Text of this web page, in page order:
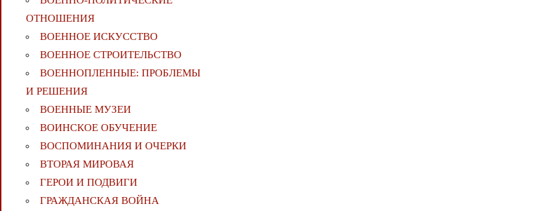
ОТНОШЕНИЯ
ВОЕННОЕ ИСКУССТВО
ВОЕННОЕ СТРОИТЕЛЬСТВО
ВОЕННОПЛЕННЫЕ: ПРОБЛЕМЫ
И РЕШЕНИЯ
ВОЕННЫЕ МУЗЕИ
ВОИНСКОЕ ОБУЧЕНИЕ
ВОСПОМИНАНИЯ И ОЧЕРКИ
ВТОРАЯ МИРОВАЯ
ГЕРОИ И ПОДВИГИ
ГРАЖДАНСКАЯ ВОЙНА